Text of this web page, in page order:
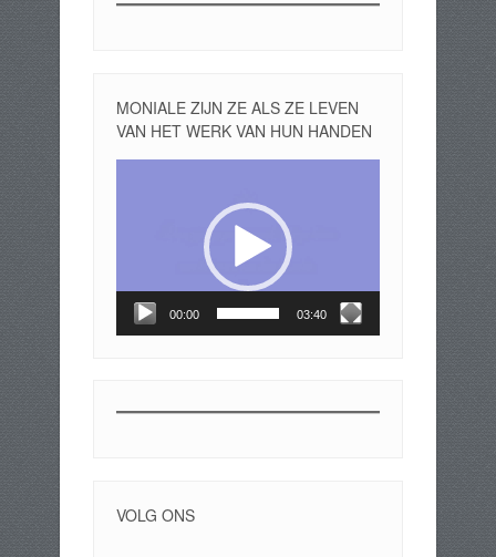
MONIALE ZIJN ZE ALS ZE LEVEN
VAN HET WERK VAN HUN HANDEN
00:00 03:40
VOLG ONS